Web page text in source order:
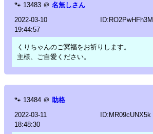
🐾 13483 ＠ 名無しさん
2022-03-10
19:44:57
ID:RO2PwHFh3M
くりちゃんのご冥福をお祈りします。
主様、ご自愛ください。
🐾 13484 ＠ 助格
2022-03-11
18:48:30
ID:MR09cUNX5k